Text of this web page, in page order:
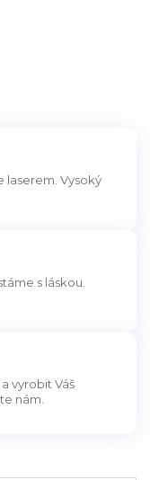
laserem. Vysoký
s láskou.
vyrobit Váš
nám.